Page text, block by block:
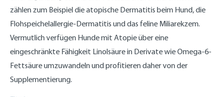
zählen zum Beispiel die atopische Dermatitis beim Hund, die
Flohspeichelallergie-Dermatitis und das feline Miliarekzem.
Vermutlich verfügen Hunde mit Atopie über eine
eingeschränkte Fähigkeit Linolsäure in Derivate wie Omega-6-
Fettsäure umzuwandeln und profitieren daher von der
Supplementierung.